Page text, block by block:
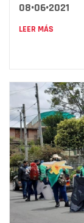
08•06•2021
LEER MÁS